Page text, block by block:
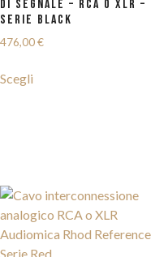
DI SEGNALE – RCA o XLR –
SERIE BLACK
476,00€
Scegli